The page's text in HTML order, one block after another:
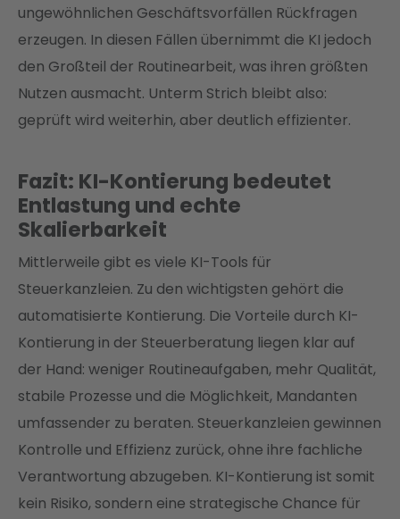
ungewöhnlichen Geschäftsvorfällen Rückfragen
erzeugen. In diesen Fällen übernimmt die KI jedoch
den Großteil der Routinearbeit, was ihren größten
Nutzen ausmacht. Unterm Strich bleibt also:
geprüft wird weiterhin, aber deutlich effizienter.
Fazit: KI-Kontierung bedeutet
Entlastung und echte
Skalierbarkeit
Mittlerweile gibt es viele KI-Tools für
Steuerkanzleien. Zu den wichtigsten gehört die
automatisierte Kontierung. Die Vorteile durch KI-
Kontierung in der Steuerberatung liegen klar auf
der Hand: weniger Routineaufgaben, mehr Qualität,
stabile Prozesse und die Möglichkeit, Mandanten
umfassender zu beraten. Steuerkanzleien gewinnen
Kontrolle und Effizienz zurück, ohne ihre fachliche
Verantwortung abzugeben. KI-Kontierung ist somit
kein Risiko, sondern eine strategische Chance für